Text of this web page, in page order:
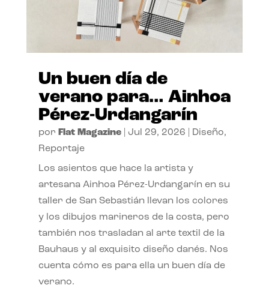
Un buen día de
verano para… Ainhoa
Pérez-Urdangarín
por Flat Magazine| Jul 29, 2026 Diseño,
Reportaje
Los asientos que hace la artista y
artesana Ainhoa Pérez-Urdangarín en su
taller de San Sebastián llevan los colores
y los dibujos marineros de la costa, pero
también nos trasladan al arte textil de la
Bauhaus y al exquisito diseño danés. Nos
cuenta cómo es para ella un buen día de
verano.